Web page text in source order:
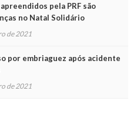
pela PRF são
no Natal Solidário
de 2021
por embriaguez após acidente
de 2021